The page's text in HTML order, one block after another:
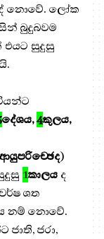
නොවේ. ලෝක
බුදුබවම
එයට සුදුසු
දේශය,4කුලය,
)
1කාලය ද
ශත
නම් නොවේ.
ජරා,